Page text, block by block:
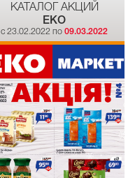
КАТАЛОГ АКЦИЙ
EKO
c 23.02.2022 по09.03.2022